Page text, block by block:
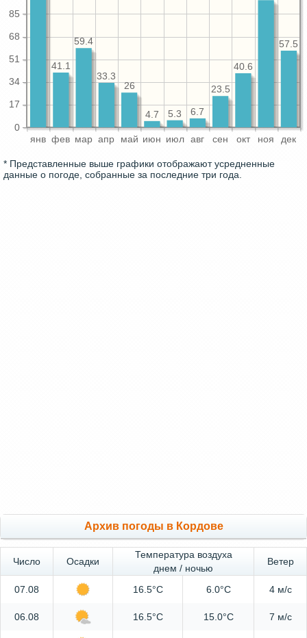
янв фев мар апр май июн июл авг сен окт ноя дек
0
17
34
51
68
85
57.5
40.6
23.5
6.7
5.3
4.7
26
33.3
59.4
41.1
* Представленные выше графики отображают усредненные
данные о погоде, собранные за последние три года.
Архив погоды в Кордове
Число Осадки
Температура воздуха
днем / ночью
Ветер
07.08 16.5°C 6.0°C 4 м/с
06.08 16.5°C 15.0°C 7 м/с